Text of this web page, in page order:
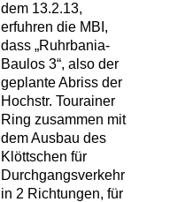
dem 13.2.13,
erfuhren die MBI,
dass „Ruhrbania-
Baulos 3“, also der
geplante Abriss der
Hochstr. Tourainer
Ring zusammen mit
dem Ausbau des
Klöttschen für
Durchgangsverkehr
in 2 Richtungen, für